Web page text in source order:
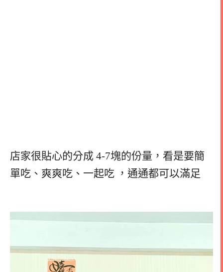
店家很貼心的分成 4-7塊的份量，看是要簡
單吃、爽爽吃、一起吃 ，通通都可以滿足